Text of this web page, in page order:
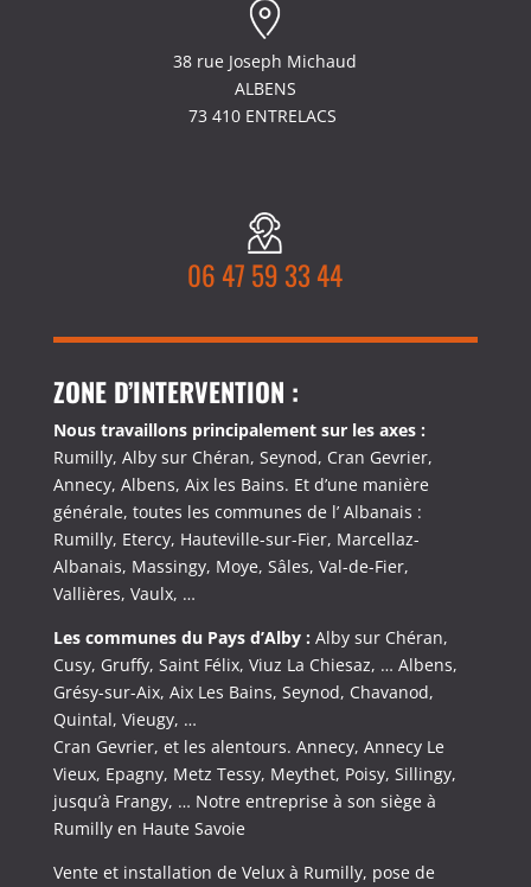
38 rue Joseph Michaud
ALBENS
73 410 ENTRELACS
06 47 59 33 44
ZONE D’INTERVENTION :
Nous travaillons principalement sur les axes :
Rumilly, Alby sur Chéran, Seynod, Cran Gevrier,
Annecy, Albens, Aix les Bains. Et d’une manière
générale, toutes les communes de l’ Albanais :
Rumilly, Etercy, Hauteville-sur-Fier, Marcellaz-
Albanais, Massingy, Moye, Sâles, Val-de-Fier,
Vallières, Vaulx, …
Les communes du Pays d’Alby : Alby sur Chéran,
Cusy, Gruffy, Saint Félix, Viuz La Chiesaz, … Albens,
Grésy-sur-Aix, Aix Les Bains, Seynod, Chavanod,
Quintal, Vieugy, …
Cran Gevrier, et les alentours. Annecy, Annecy Le
Vieux, Epagny, Metz Tessy, Meythet, Poisy, Sillingy,
jusqu’à Frangy, … Notre entreprise à son siège à
Rumilly en Haute Savoie
Vente et installation de Velux à Rumilly, pose de